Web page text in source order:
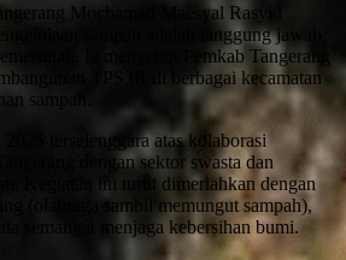
Mochamad Maesyal Rasyid
sampah adalah tanggung jawab
Ia menyebut Pemkab Tangerang
TPS3R di berbagai kecamatan
sampah.
2025 terselenggara atas kolaborasi
dengan sektor swasta dan
Kegiatan ini turut dimeriahkan dengan
(olahraga sambil memungut sampah),
semangat menjaga kebersihan bumi.